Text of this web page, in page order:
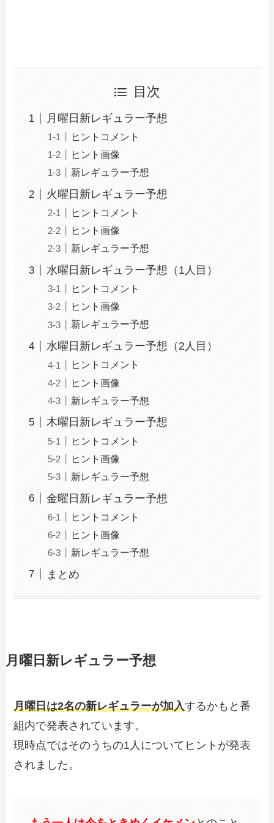
目次
月曜日新レギュラー予想
ヒントコメント
ヒント画像
新レギュラー予想
火曜日新レギュラー予想
ヒントコメント
ヒント画像
新レギュラー予想
水曜日新レギュラー予想（1人目）
ヒントコメント
ヒント画像
新レギュラー予想
水曜日新レギュラー予想（2人目）
ヒントコメント
ヒント画像
新レギュラー予想
木曜日新レギュラー予想
ヒントコメント
ヒント画像
新レギュラー予想
金曜日新レギュラー予想
ヒントコメント
ヒント画像
新レギュラー予想
まとめ
月曜日新レギュラー予想
月曜日は2名の新レギュラーが加入するかもと番
組内で発表されています。
現時点ではそのうちの1人についてヒントが発表
されました。